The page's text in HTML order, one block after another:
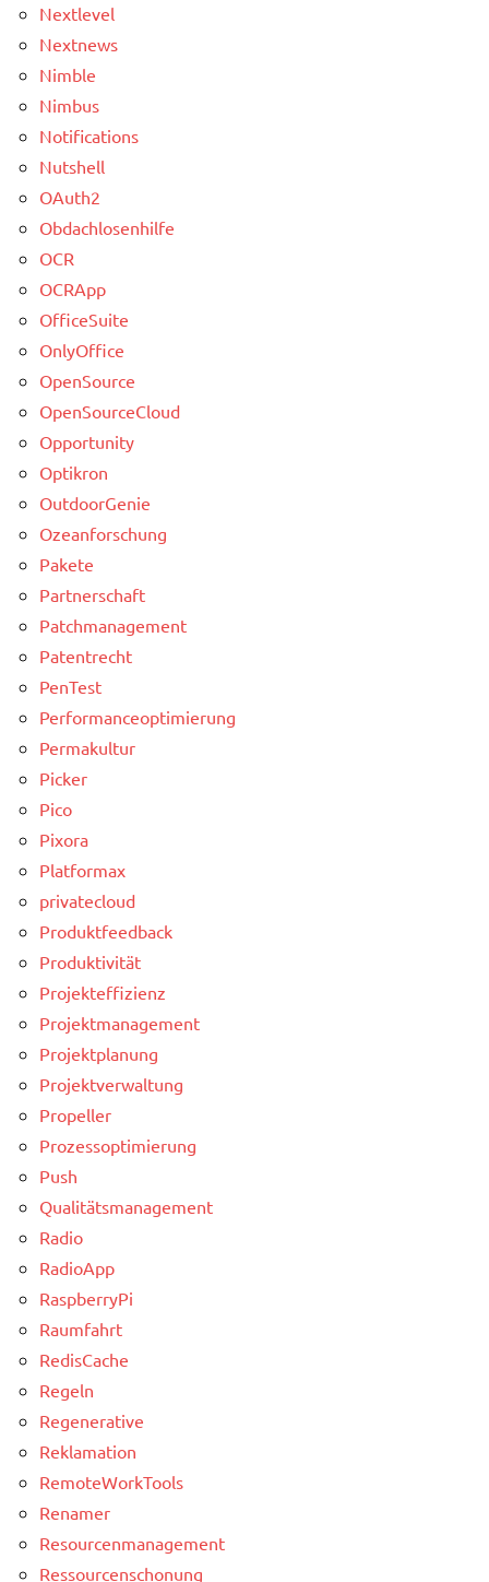
Nextlevel
Nextnews
Nimble
Nimbus
Notifications
Nutshell
OAuth2
Obdachlosenhilfe
OCR
OCRApp
OfficeSuite
OnlyOffice
OpenSource
OpenSourceCloud
Opportunity
Optikron
OutdoorGenie
Ozeanforschung
Pakete
Partnerschaft
Patchmanagement
Patentrecht
PenTest
Performanceoptimierung
Permakultur
Picker
Pico
Pixora
Platformax
privatecloud
Produktfeedback
Produktivität
Projekteffizienz
Projektmanagement
Projektplanung
Projektverwaltung
Propeller
Prozessoptimierung
Push
Qualitätsmanagement
Radio
RadioApp
RaspberryPi
Raumfahrt
RedisCache
Regeln
Regenerative
Reklamation
RemoteWorkTools
Renamer
Resourcenmanagement
Ressourcenschonung